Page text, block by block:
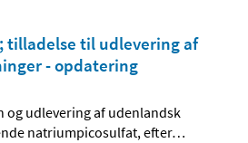
tilladelse til udlevering af
- opdatering
udlevering af udenlandsk
natriumpicosulfat, efter…